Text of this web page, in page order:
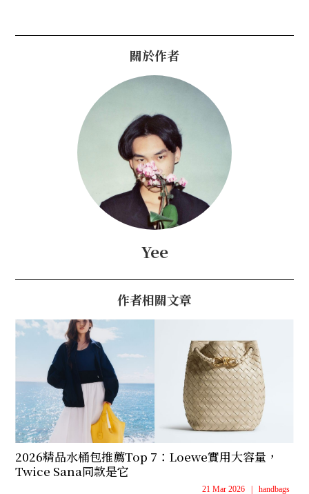
關於作者
Yee
作者相關文章
2026精品水桶包推薦Top 7：Loewe實用大容量，
Twice Sana同款是它
21 Mar 2026 handbags